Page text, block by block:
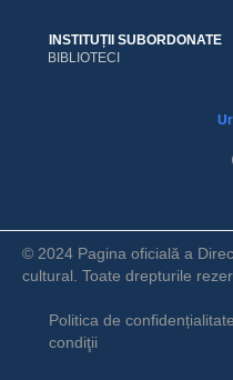
INSTITUȚII SUBORDONATE
BIBLIOTECI
© 2024 Pagina oficială a
cultural. Toate drepturile
Politica de confidențialitate
condiţii